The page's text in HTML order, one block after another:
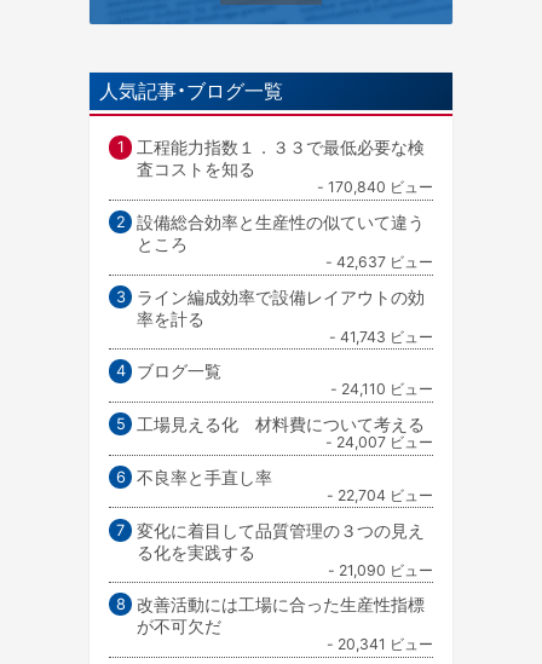
人気記事・ブログ一覧
工程能力指数１．３３で最低必要な検
査コストを知る
- 170,840 ビュー
設備総合効率と生産性の似ていて違う
ところ
- 42,637 ビュー
ライン編成効率で設備レイアウトの効
率を計る
- 41,743 ビュー
ブログ一覧
- 24,110 ビュー
工場見える化 材料費について考える
- 24,007 ビュー
不良率と手直し率
- 22,704 ビュー
変化に着目して品質管理の３つの見え
る化を実践する
- 21,090 ビュー
改善活動には工場に合った生産性指標
が不可欠だ
- 20,341 ビュー